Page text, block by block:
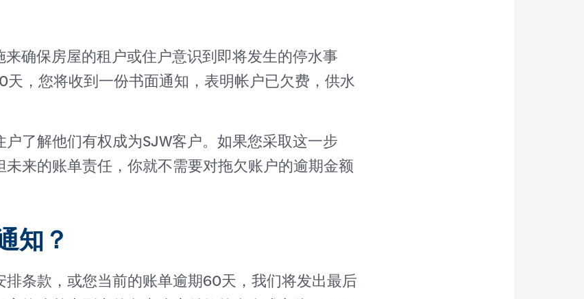
来确保房屋的租户或住户意识到即将发生的停水事
天，您将收到一份书面通知，表明帐户已欠费，供水
了解他们有权成为SJW客户。如果您采取这一步
来的账单责任，你就不需要对拖欠账户的逾期金额
知？
排条款，或您当前的账单逾期60天，我们将发出最后